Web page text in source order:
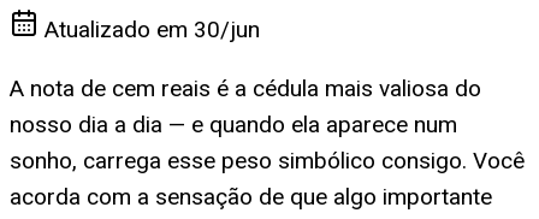
Atualizado em 30/jun
A nota de cem reais é a cédula mais valiosa do
nosso dia a dia — e quando ela aparece num
sonho, carrega esse peso simbólico consigo. Você
acorda com a sensação de que algo importante